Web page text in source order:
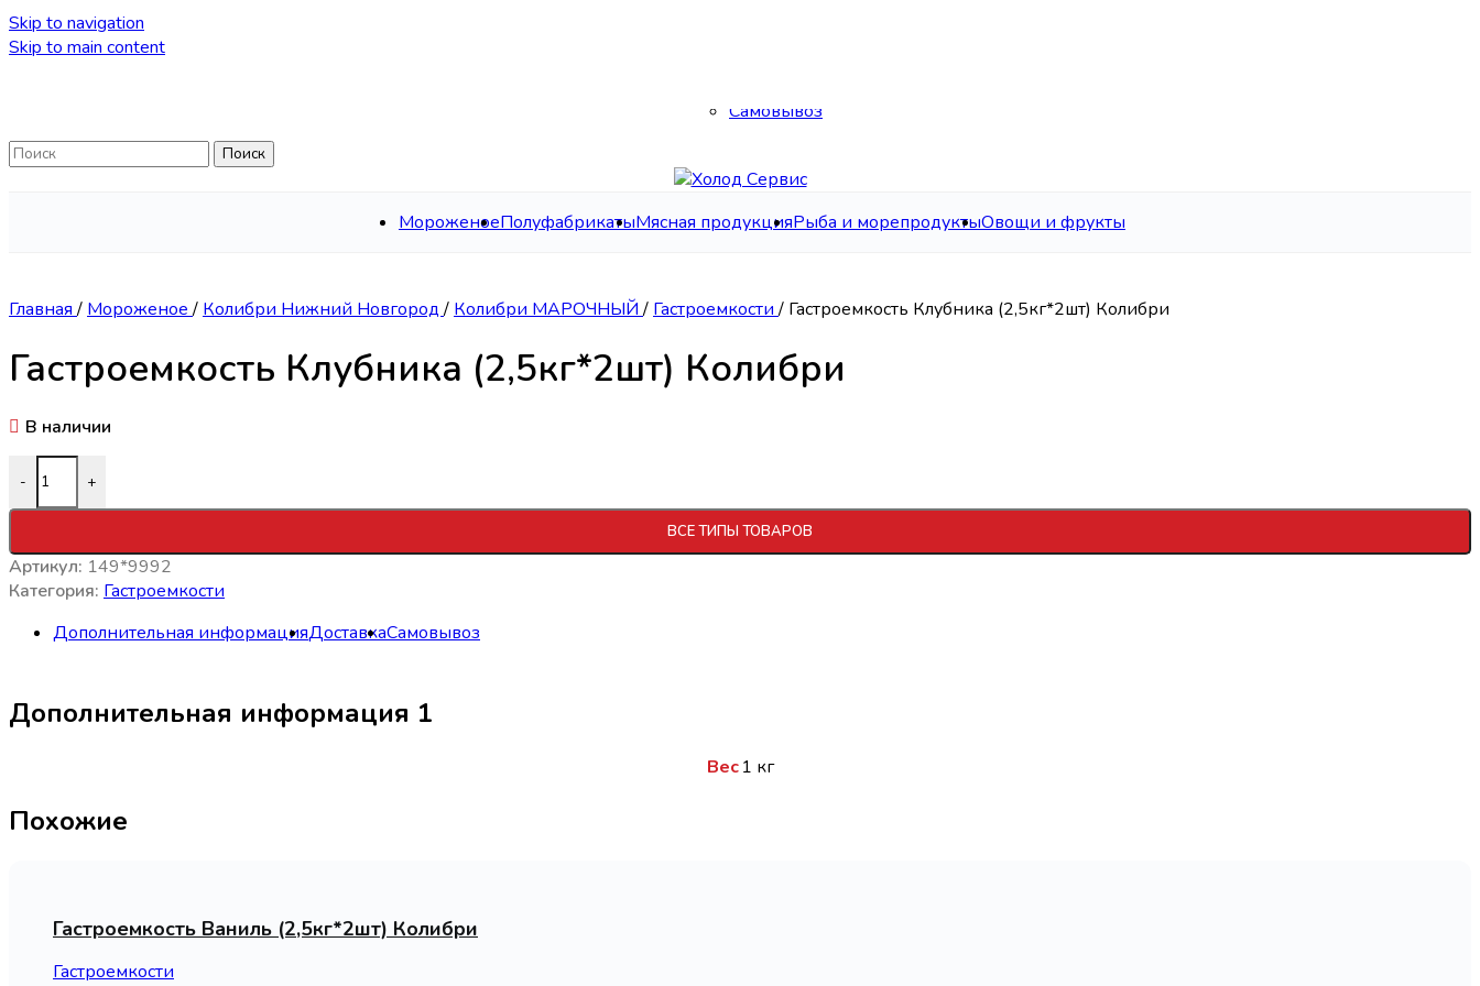
Skip to navigation
Skip to main content
Самовывоз
Поиск
МороженоеПолуфабрикатыМясная продукцияРыба и морепродуктыОвощи и фрукты
Главная/ Мороженое/ Колибри Нижний Новгород/ Колибри МАРОЧНЫЙ/ Гастроемкости/ Гастроемкость Клубника (2,5кг*2шт) Колибри
Гастроемкость Клубника (2,5кг*2шт) Колибри
В наличии
-
Количество товара Гастроемкость Клубника (2,5кг*2шт) Колибри
+
ВСЕ ТИПЫ ТОВАРОВ
Артикул: 149*9992
Категория: Гастроемкости
Дополнительная информацияДоставкаСамовывоз
Дополнительная информация 1
Вес 1 кг
Похожие
Гастроемкость Ваниль (2,5кг*2шт) Колибри
Гастроемкости